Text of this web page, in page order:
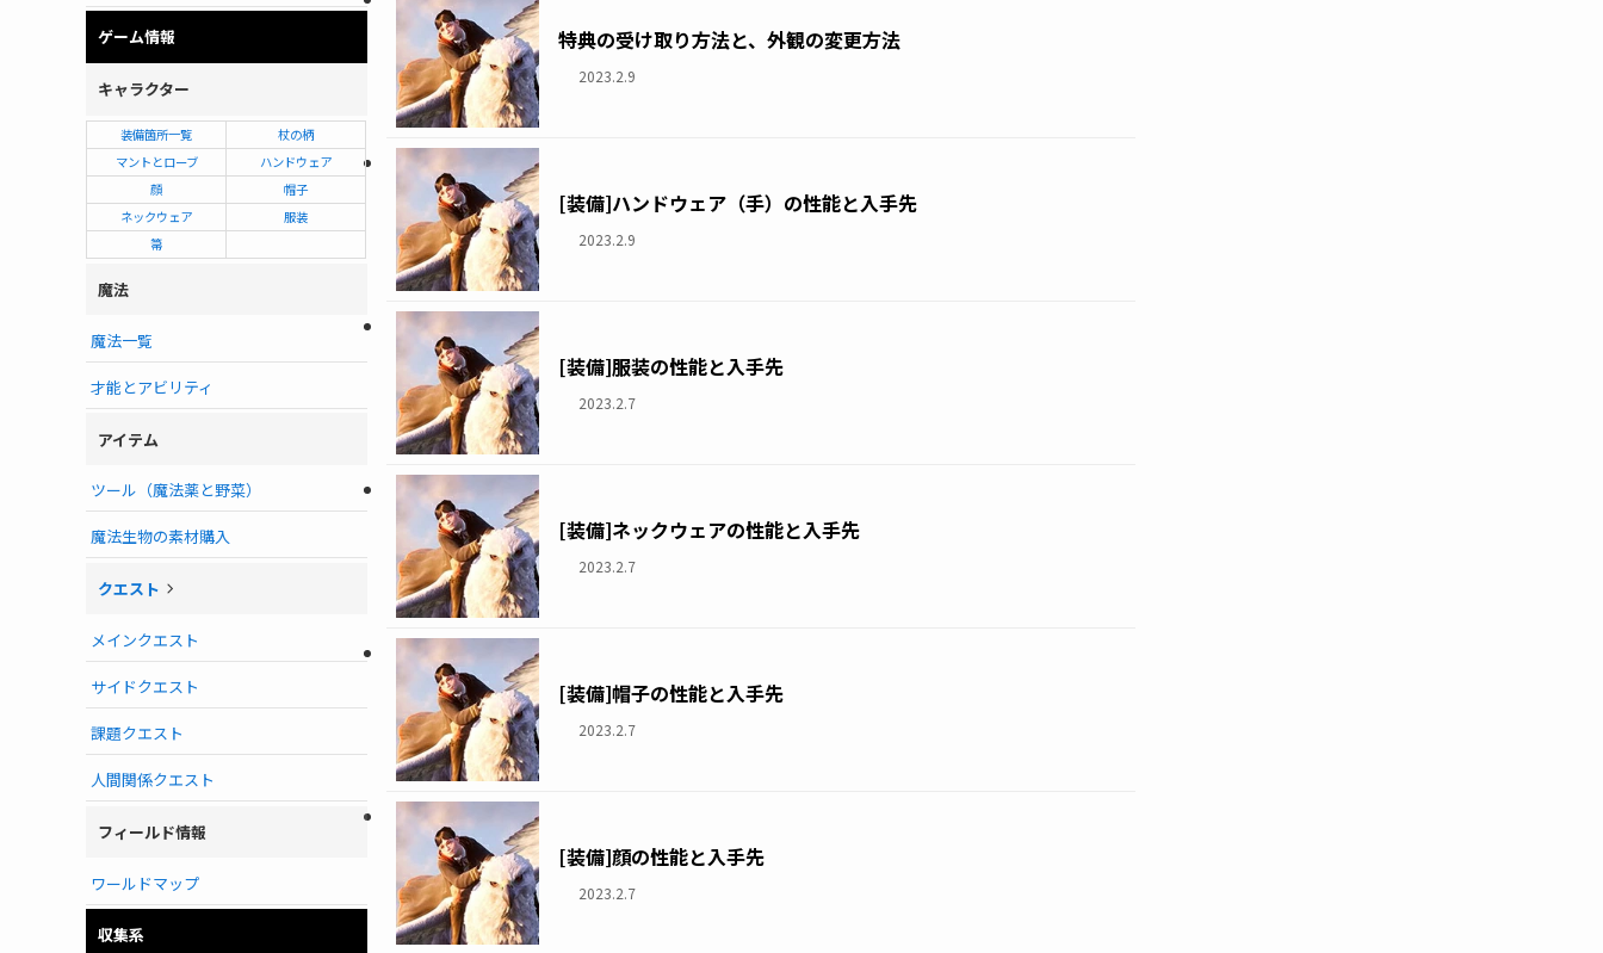
特典の受け取り方法と、外観の変更方法
2023.2.9
[装備]ハンドウェア（手）の性能と入手先
2023.2.9
[装備]服装の性能と入手先
2023.2.7
[装備]ネックウェアの性能と入手先
2023.2.7
[装備]帽子の性能と入手先
2023.2.7
[装備]顔の性能と入手先
2023.2.7
ゲーム情報
キャラクター
装備箇所一覧
杖の柄
マントとローブ
ハンドウェア
顔
帽子
ネックウェア
服装
箒
魔法
魔法一覧
才能とアビリティ
アイテム
ツール（魔法薬と野菜）
魔法生物の素材購入
クエスト
メインクエスト
サイドクエスト
課題クエスト
人間関係クエスト
フィールド情報
ワールドマップ
収集系